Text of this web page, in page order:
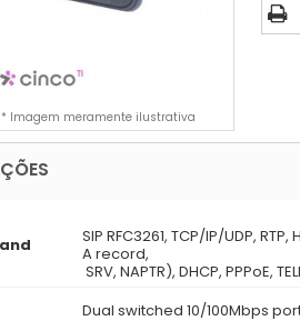
* Imagem meramente ilustrativa
SIP RFC3261, TCP/IP/UDP, RTP,
A record,
SRV, NAPTR), DHCP, PPPoE,
Dual switched 10/100Mbps